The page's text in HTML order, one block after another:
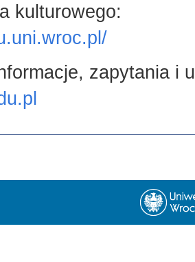
kulturowego:
zapytania i